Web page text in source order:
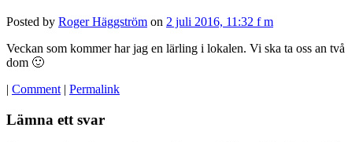
Posted by Roger Häggström on 2 juli 2016, 11:32 f m
Veckan som kommer har jag en lärling i lokalen. Vi ska ta oss an
dom 🙂
| Comment | Permalink
Lämna ett svar